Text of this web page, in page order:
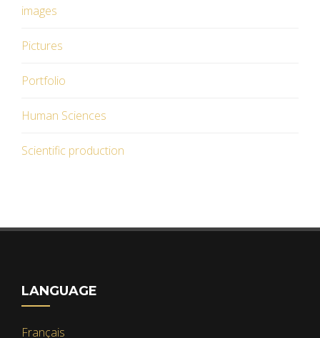
images
Pictures
Portfolio
Human Sciences
Scientific production
LANGUAGE
Français